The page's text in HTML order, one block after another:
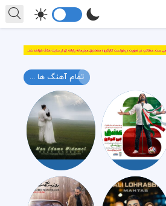
تمام آهنگ ها ...